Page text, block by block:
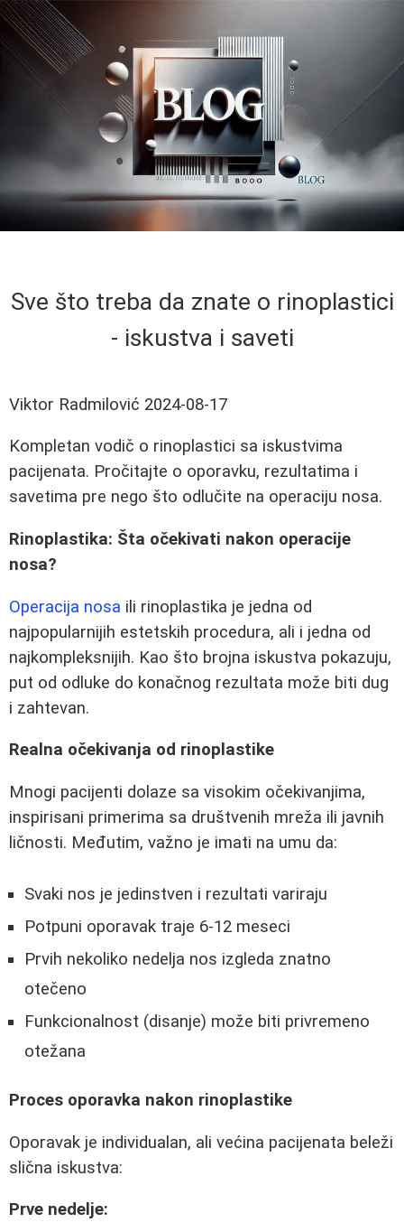
Sve što treba da znate o rinoplastici
- iskustva i saveti
Viktor Radmilović 2024-08-17
Kompletan vodič o rinoplastici sa iskustvima
pacijenata. Pročitajte o oporavku, rezultatima i
savetima pre nego što odlučite na operaciju nosa.
Rinoplastika: Šta očekivati nakon operacije
nosa?
Operacija nosa ili rinoplastika je jedna od
najpopularnijih estetskih procedura, ali i jedna od
najkompleksnijih. Kao što brojna iskustva pokazuju,
put od odluke do konačnog rezultata može biti dug
i zahtevan.
Realna očekivanja od rinoplastike
Mnogi pacijenti dolaze sa visokim očekivanjima,
inspirisani primerima sa društvenih mreža ili javnih
ličnosti. Međutim, važno je imati na umu da:
Svaki nos je jedinstven i rezultati variraju
Potpuni oporavak traje 6-12 meseci
Prvih nekoliko nedelja nos izgleda znatno
otečeno
Funkcionalnost (disanje) može biti privremeno
otežana
Proces oporavka nakon rinoplastike
Oporavak je individualan, ali većina pacijenata beleži
slična iskustva:
Prve nedelje: